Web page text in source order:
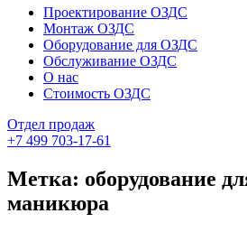
Проектирование ОЗДС
Монтаж ОЗДС
Оборудование для ОЗДС
Обслуживание ОЗДС
О нас
Стоимость ОЗДС
Отдел продаж
+7 499 703-17-61
Метка: оборудование
маникюра